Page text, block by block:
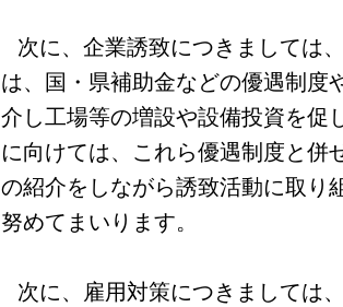
次に、企業誘致につきましては
は、国・県補助金などの優遇制度
介し工場等の増設や設備投資を促
に向けては、これら優遇制度と併
の紹介をしながら誘致活動に取り
努めてまいります。
次に、雇用対策につきましては